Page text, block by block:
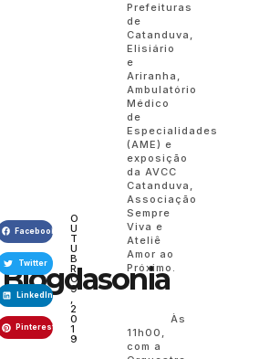
Blogdasonia
Facebook
Twitter
LinkedIn
Pinterest
O
U
T
U
B
R
O
9
,
2
0
1
9
Prefeituras
de
Catanduva,
Elisiário
e
Ariranha,
Ambulatório
Médico
de
Especialidades
(AME) e
exposição
da AVCC
Catanduva,
Associação
Sempre
Viva e
Ateliê
Amor ao
Próximo.
Às
11h00,
com a